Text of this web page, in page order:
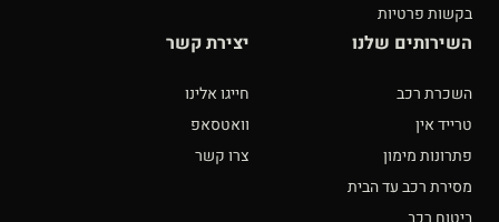
בקשות פרטיות
השירותים שלנו
השכרת רכב
טרייד אין
פתרונות מימון
מסירת רכב עד הבית
יצירת קשר
חייגו אלינו
וואטסאפ
צרו קשר